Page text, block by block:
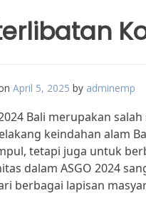
April 5, 2025 by adminemp
Bali merupakan
keindahan alam
tetapi juga untuk
dalam ASGO 2024
berbagai lapisan